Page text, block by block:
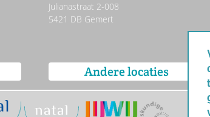
Julianastraat 2-008
5421 DB Gemert
Andere locaties